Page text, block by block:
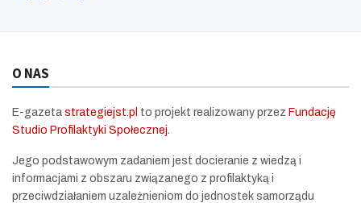
O NAS
E-gazeta strategiejst.pl to projekt realizowany przez Fundację
Studio Profilaktyki Społecznej
Jego podstawowym zadaniem jest docieranie z wiedzą i
informacjami z obszaru związanego z profilaktyką i
przeciwdziałaniem uzależnieniom do jednostek samorządu